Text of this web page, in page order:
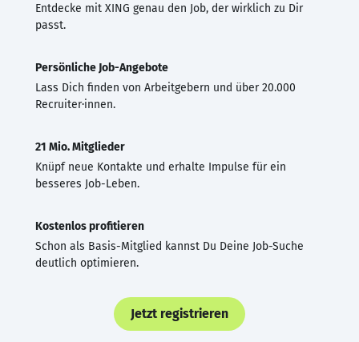
Entdecke mit XING genau den Job, der wirklich zu Dir
passt.
Persönliche Job-Angebote
Lass Dich finden von Arbeitgebern und über 20.000
Recruiter·innen.
21 Mio. Mitglieder
Knüpf neue Kontakte und erhalte Impulse für ein
besseres Job-Leben.
Kostenlos profitieren
Schon als Basis-Mitglied kannst Du Deine Job-Suche
deutlich optimieren.
Jetzt registrieren